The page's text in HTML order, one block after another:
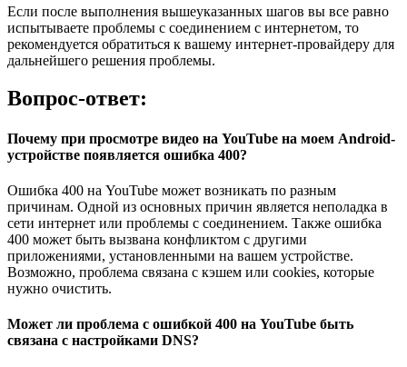
Если после выполнения вышеуказанных шагов вы все равно
испытываете проблемы с соединением с интернетом, то
рекомендуется обратиться к вашему интернет-провайдеру для
дальнейшего решения проблемы.
Вопрос-ответ:
Почему при просмотре видео на YouTube на моем Android-
устройстве появляется ошибка 400?
Ошибка 400 на YouTube может возникать по разным
причинам. Одной из основных причин является неполадка в
сети интернет или проблемы с соединением. Также ошибка
400 может быть вызвана конфликтом с другими
приложениями, установленными на вашем устройстве.
Возможно, проблема связана с кэшем или cookies, которые
нужно очистить.
Может ли проблема с ошибкой 400 на YouTube быть
связана с настройками DNS?